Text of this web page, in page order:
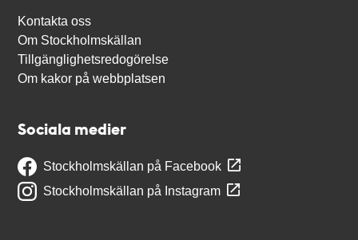
Kontakta oss
Om Stockholmskällan
Tillgänglighetsredogörelse
Om kakor på webbplatsen
Sociala medier
Stockholmskällan på Facebook
Stockholmskällan på Instagram